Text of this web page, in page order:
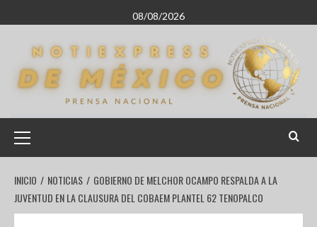
08/08/2026
INICIO NOTICIAS
GOBIERNO DE MELCHOR OCAMPO RESPALDA A LA
JUVENTUD EN LA CLAUSURA DEL COBAEM PLANTEL 62 TENOPALCO